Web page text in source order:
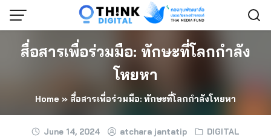
Skip
content
สื่อสารเพื่อร่วมมือ: ทักษะที่โลกกำลัง
โหยหา
Home » สื่อสารเพื่อร่วมมือ: ทักษะที่โลกกำลังโหยหา
June 14, 2024 atchara jantatip
DIGITAL